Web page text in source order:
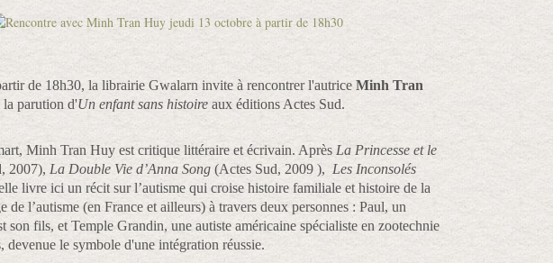
de 18h30, la librairie Gwalarn invite à rencontrer l'autrice Minh Tran
la parution d'Un enfant sans histoire aux éditions Actes Sud.
Minh Tran Huy est critique littéraire et écrivain. Après La Princesse et le
2007), La Double Vie d’Anna Song (Actes Sud, 2009 ), Les Inconsolés
livre ici un récit sur l’autisme qui croise histoire familiale et histoire de la
de l’autisme (en France et ailleurs) à travers deux personnes : Paul, un
son fils, et Temple Grandin, une autiste américaine spécialiste en zootechnie
devenue le symbole d'une intégration réussie.